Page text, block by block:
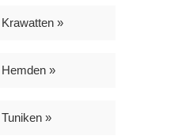
Krawatten »
Hemden »
Tuniken »